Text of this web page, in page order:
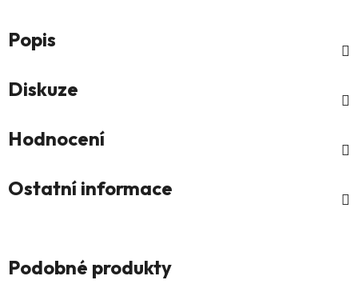
Popis
Diskuze
Hodnocení
Ostatní informace
Podobné produkty